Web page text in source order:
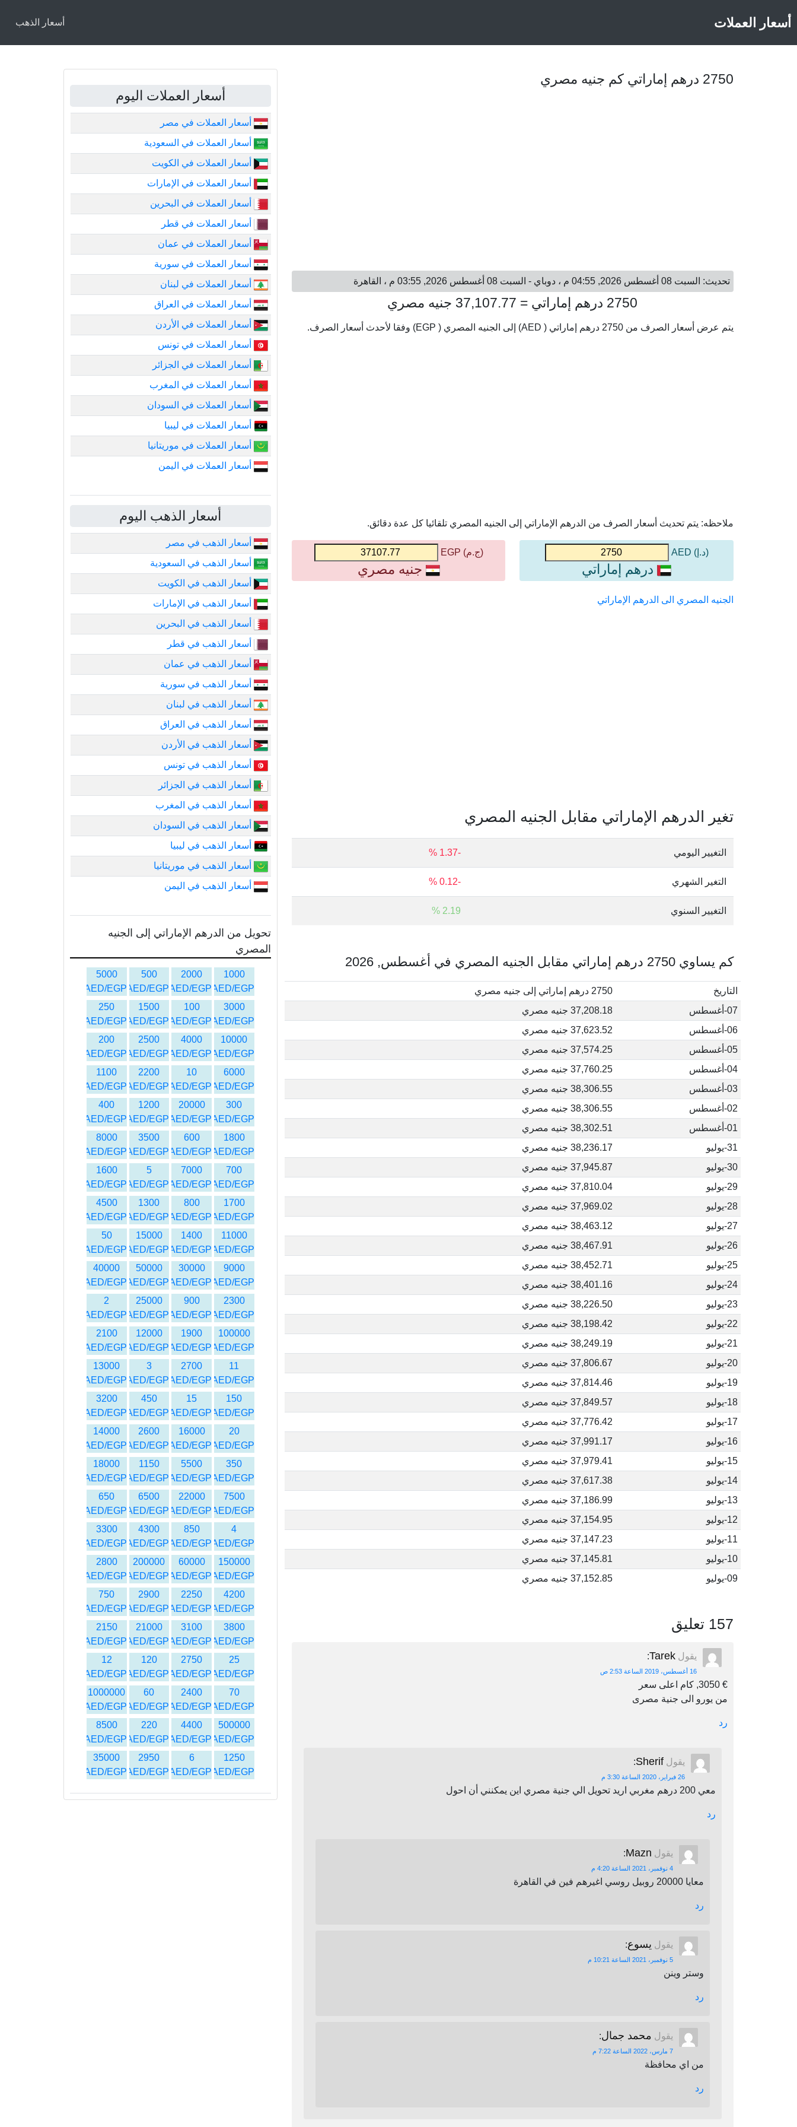
أسعار العملات أسعار الذهب
2750 درهم إماراتي كم جنيه مصري
تحديث: السبت 08 أغسطس 2026, 04:55 م ، دوباي - السبت 08 أغسطس 2026, 03:55 م ، القاهرة
2750 درهم إماراتي = 37,107.77 جنيه مصري
يتم عرض أسعار الصرف من 2750 درهم إماراتي ( AED) إلى الجنيه المصري ( EGP) وفقا لأحدث أسعار الصرف.
ملاحظه: يتم تحديث أسعار الصرف من الدرهم الإماراتي إلى الجنيه المصري تلقائيا كل عدة دقائق.
(د.إ) AED
درهم إماراتي
(ج.م) EGP
جنيه مصري
الجنيه المصري الى الدرهم الإماراتي
تغير الدرهم الإماراتي مقابل الجنيه المصري
التغيير اليومي -1.37 %
التغير الشهري -0.12 %
التغيير السنوي 2.19 %
كم يساوي 2750 درهم إماراتي مقابل الجنيه المصري في أغسطس, 2026
التاريخ
2750 درهم إماراتي إلى جنيه مصري
07-أغسطس
37,208.18 جنيه مصري
06-أغسطس
37,623.52 جنيه مصري
05-أغسطس
37,574.25 جنيه مصري
04-أغسطس
37,760.25 جنيه مصري
03-أغسطس
38,306.55 جنيه مصري
02-أغسطس
38,306.55 جنيه مصري
01-أغسطس
38,302.51 جنيه مصري
31-يوليو
38,236.17 جنيه مصري
30-يوليو
37,945.87 جنيه مصري
29-يوليو
37,810.04 جنيه مصري
28-يوليو
37,969.02 جنيه مصري
27-يوليو
38,463.12 جنيه مصري
26-يوليو
38,467.91 جنيه مصري
25-يوليو
38,452.71 جنيه مصري
24-يوليو
38,401.16 جنيه مصري
23-يوليو
38,226.50 جنيه مصري
22-يوليو
38,198.42 جنيه مصري
21-يوليو
38,249.19 جنيه مصري
20-يوليو
37,806.67 جنيه مصري
19-يوليو
37,814.46 جنيه مصري
18-يوليو
37,849.57 جنيه مصري
17-يوليو
37,776.42 جنيه مصري
16-يوليو
37,991.17 جنيه مصري
15-يوليو
37,979.41 جنيه مصري
14-يوليو
37,617.38 جنيه مصري
13-يوليو
37,186.99 جنيه مصري
12-يوليو
37,154.95 جنيه مصري
11-يوليو
37,147.23 جنيه مصري
10-يوليو
37,145.81 جنيه مصري
09-يوليو
37,152.85 جنيه مصري
157 تعليق
يقول Tarek
:
16 أغسطس، 2019 الساعة 2:53 ص
€ 3050, كام اعلى سعر
من يورو الى جنية مصرى
رد
يقول Sherif
:
26 فبراير، 2020 الساعة 3:30 م
معي 200 درهم مغربي اريد تحويل الي جنية مصري اين يمكنني أن احول
رد
يقول Mazn
:
4 نوفمبر، 2021 الساعة 4:20 م
معايا 20000 روبيل روسي اغيرهم فين في القاهرة
رد
يقول يسوع:
5 نوفمبر، 2021 الساعة 10:21 م
وستر وينن
رد
يقول محمد جمال:
7 مارس، 2022 الساعة 7:22 م
من اي محافظة
رد
أسعار العملات اليوم
أسعار العملات في مصر
أسعار العملات في السعودية
أسعار العملات في الكويت
أسعار العملات في الإمارات
أسعار العملات في البحرين
أسعار العملات في قطر
أسعار العملات في عمان
أسعار العملات في سورية
أسعار العملات في لبنان
أسعار العملات في العراق
أسعار العملات في الأردن
أسعار العملات في تونس
أسعار العملات في الجزائر
أسعار العملات في المغرب
أسعار العملات في السودان
أسعار العملات في ليبيا
أسعار العملات في موريتانيا
أسعار العملات في اليمن
أسعار الذهب اليوم
أسعار الذهب في مصر
أسعار الذهب في السعودية
أسعار الذهب في الكويت
أسعار الذهب في الإمارات
أسعار الذهب في البحرين
أسعار الذهب في قطر
أسعار الذهب في عمان
أسعار الذهب في سورية
أسعار الذهب في لبنان
أسعار الذهب في العراق
أسعار الذهب في الأردن
أسعار الذهب في تونس
أسعار الذهب في الجزائر
أسعار الذهب في المغرب
أسعار الذهب في السودان
أسعار الذهب في ليبيا
أسعار الذهب في موريتانيا
أسعار الذهب في اليمن
تحويل من الدرهم الإماراتي إلى الجنيه
المصري
1000
AED/EGP
2000
AED/EGP
500
AED/EGP
5000
AED/EGP
3000
AED/EGP
100
AED/EGP
1500
AED/EGP
250
AED/EGP
10000
AED/EGP
4000
AED/EGP
2500
AED/EGP
200
AED/EGP
6000
AED/EGP
10
AED/EGP
2200
AED/EGP
1100
AED/EGP
300
AED/EGP
20000
AED/EGP
1200
AED/EGP
400
AED/EGP
1800
AED/EGP
600
AED/EGP
3500
AED/EGP
8000
AED/EGP
700
AED/EGP
7000
AED/EGP
5
AED/EGP
1600
AED/EGP
1700
AED/EGP
800
AED/EGP
1300
AED/EGP
4500
AED/EGP
11000
AED/EGP
1400
AED/EGP
15000
AED/EGP
50
AED/EGP
9000
AED/EGP
30000
AED/EGP
50000
AED/EGP
40000
AED/EGP
2300
AED/EGP
900
AED/EGP
25000
AED/EGP
2
AED/EGP
100000
AED/EGP
1900
AED/EGP
12000
AED/EGP
2100
AED/EGP
11
AED/EGP
2700
AED/EGP
3
AED/EGP
13000
AED/EGP
150
AED/EGP
15
AED/EGP
450
AED/EGP
3200
AED/EGP
20
AED/EGP
16000
AED/EGP
2600
AED/EGP
14000
AED/EGP
350
AED/EGP
5500
AED/EGP
1150
AED/EGP
18000
AED/EGP
7500
AED/EGP
22000
AED/EGP
6500
AED/EGP
650
AED/EGP
4
AED/EGP
850
AED/EGP
4300
AED/EGP
3300
AED/EGP
150000
AED/EGP
60000
AED/EGP
200000
AED/EGP
2800
AED/EGP
4200
AED/EGP
2250
AED/EGP
2900
AED/EGP
750
AED/EGP
3800
AED/EGP
3100
AED/EGP
21000
AED/EGP
2150
AED/EGP
25
AED/EGP
2750
AED/EGP
120
AED/EGP
12
AED/EGP
70
AED/EGP
2400
AED/EGP
60
AED/EGP
1000000
AED/EGP
500000
AED/EGP
4400
AED/EGP
220
AED/EGP
8500
AED/EGP
1250
AED/EGP
6
AED/EGP
2950
AED/EGP
35000
AED/EGP